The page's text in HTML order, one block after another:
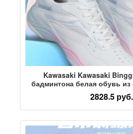
Kawasaki Kawasaki
бадминтона белая обувь
карбоновой пластиной,
амортизирующая дышащая
2828.5 руб.